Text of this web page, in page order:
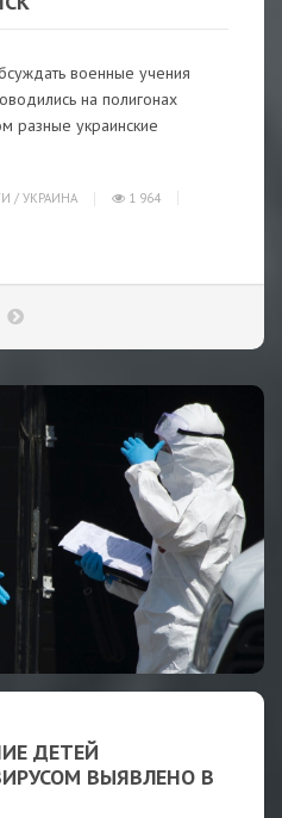
военные учения
на полигонах
разные украинские
/ УКРАИНА
1 964
ДЕТЕЙ
ВЫЯВЛЕНО В